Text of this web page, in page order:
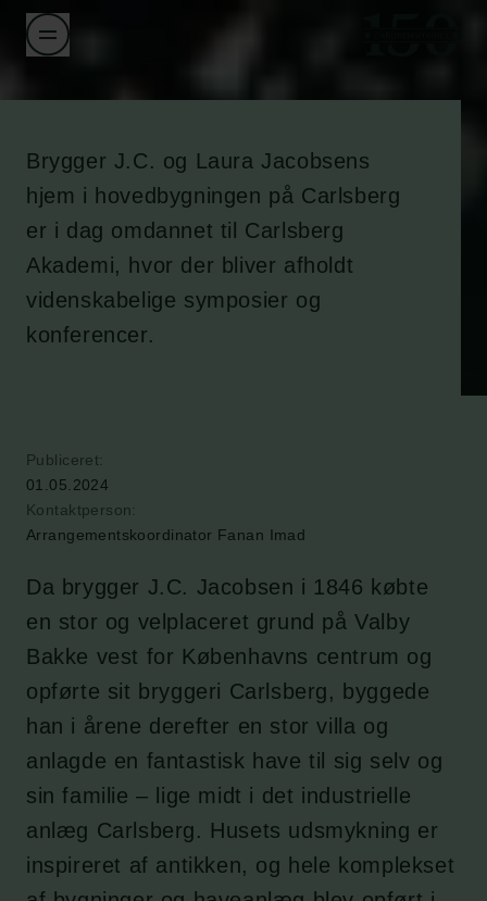
Brygger J.C. og Laura Jacobsens
hjem i hovedbygningen på Carlsberg
er i dag omdannet til Carlsberg
Akademi, hvor der bliver afholdt
videnskabelige symposier og
konferencer.
Publiceret:
01.05.2024
Kontaktperson:
Arrangementskoordinator Fanan Imad
Da brygger J.C. Jacobsen i 1846 købte
en stor og velplaceret grund på Valby
Bakke vest for Københavns centrum og
opførte sit bryggeri Carlsberg, byggede
han i årene derefter en stor villa og
anlagde en fantastisk have til sig selv og
sin familie – lige midt i det industrielle
anlæg Carlsberg. Husets udsmykning er
inspireret af antikken, og hele komplekset